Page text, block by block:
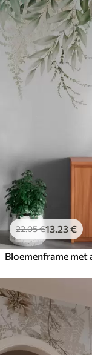
22.05€13 .23€
Bloemenframe met